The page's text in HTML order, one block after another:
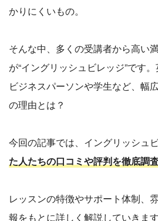
かりにくいもの。
そんな中、多くの受講者から高い
が“イングリッシュビレッジ”です
ビジネスパーソンや学生など、幅
の理由とは？
今回の記事では、イングリッシュ
た人たちの口コミや評判を徹底調査
レッスンの特徴やサポート体制、
報をもとに詳しく解説していきま